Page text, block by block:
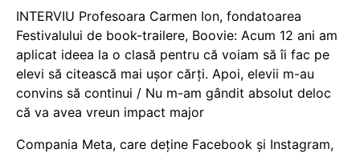
INTERVIU Profesoara Carmen Ion, fondatoarea
Festivalului de book-trailere, Boovie: Acum 12 ani am
aplicat ideea la o clasă pentru că voiam să îi fac pe
elevi să citească mai ușor cărți. Apoi, elevii m-au
convins să continui / Nu m-am gândit absolut deloc
că va avea vreun impact major
Compania Meta, care deține Facebook și Instagram,